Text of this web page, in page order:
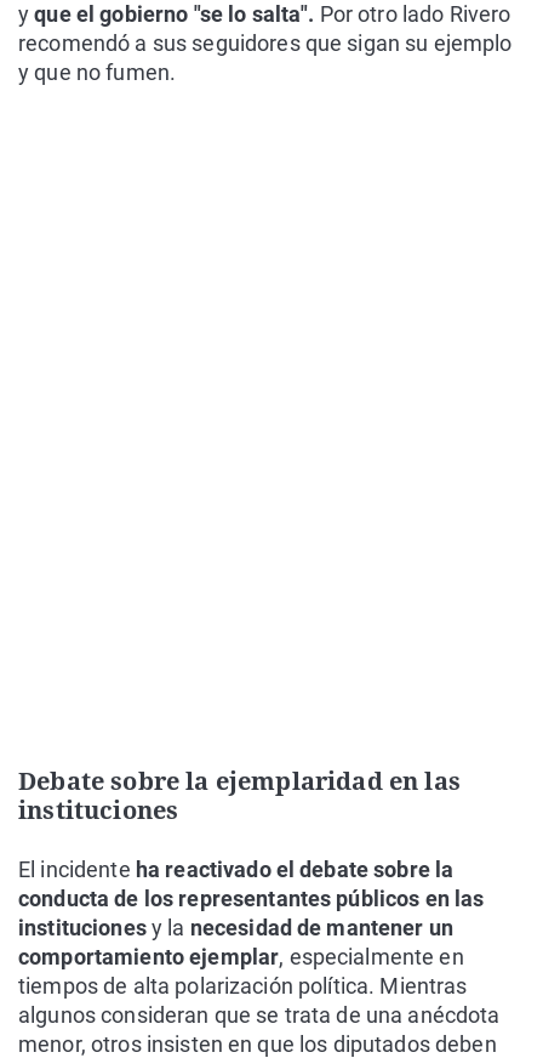
yque el gobierno "se lo salta". Por otro lado Rivero
recomendó a sus seguidores que sigan su ejemplo
y que no fumen.
Debate sobre la ejemplaridad en las
instituciones
El incidente ha reactivado el debate sobre la
conducta de los representantes públicos en las
institucionesy la necesidad de mantener un
comportamiento ejemplar, especialmente en
tiempos de alta polarización política. Mientras
algunos consideran que se trata de una anécdota
menor, otros insisten en que los diputados deben